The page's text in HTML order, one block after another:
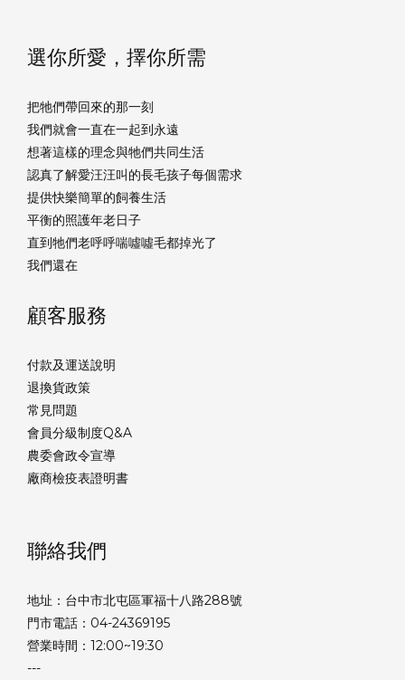
選你所愛，擇你所需
把牠們帶回來的那一刻
我們就會一直在一起到永遠
想著這樣的理念與牠們共同生活
認真了解愛汪汪叫的長毛孩子每個需求
提供快樂簡單的飼養生活
平衡的照護年老日子
直到牠們老呼呼喘噓噓毛都掉光了
我們還在
顧客服務
付款及運送說明
退換貨政策
常見問題
會員分級制度Q&A
農委會政令宣導
廠商檢疫表證明書
聯絡我們
地址：台中市北屯區軍福十八路288號
門市電話：04-24369195
營業時間：12:00~19:30
---